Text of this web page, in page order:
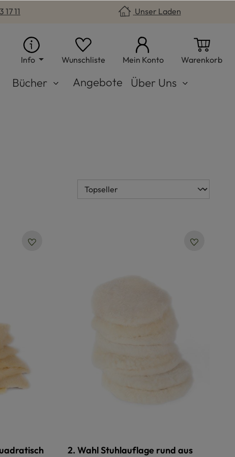
11 Unser Laden
Info Wunschliste Du hast 0 Produkte auf dem
Mein Konto Warenkorb
Bücher Angebote Über Uns
2. Wahl Stuhlauflage rund aus